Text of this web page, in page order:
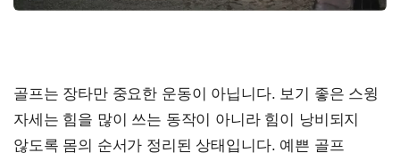
골프는 장타만 중요한 운동이 아닙니다. 보기 좋은 스윙
자세는 힘을 많이 쓰는 동작이 아니라 힘이 낭비되지
않도록 몸의 순서가 정리된 상태입니다. 예쁜 골프